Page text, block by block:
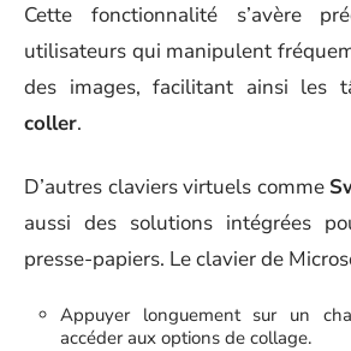
Cette fonctionnalité s’avère
utilisateurs qui manipulent
des images, facilitant ainsi les
coller.
D’autres claviers virtuels comme
aussi des solutions intégrées
presse-papiers. Le clavier de
Appuyer longuement sur un
accéder aux options de collage.